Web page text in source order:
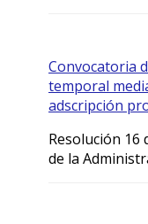
Convocatoria
temporal
adscripción
Resolución 16
de la